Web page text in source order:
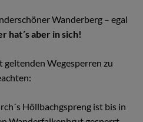
Wanderberg – egal
hat´s aber in sich!
geltenden Wegesperren zu
Höllbachgspreng ist bis in